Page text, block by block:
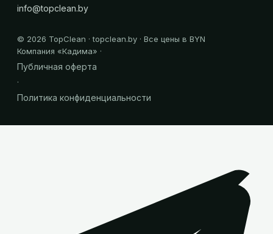
info@topclean.by
© 2026 TopClean · topclean.by · Все цены в BYN
Компания «Кадима» ·
Публичная оферта
·
Политика конфиденциальности